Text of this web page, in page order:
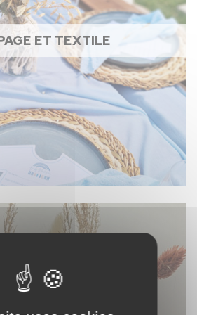
ET TEXTILE